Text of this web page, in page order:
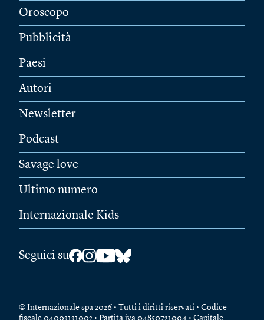
Oroscopo
Pubblicità
Paesi
Autori
Newsletter
Podcast
Savage love
Ultimo numero
Internazionale Kids
Seguici su
© Internazionale spa 2026 • Tutti i diritti riservati • Codice
fiscale 04003131002 • Partita iva 04850721004 • Capitale